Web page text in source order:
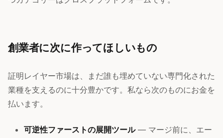
創業者に次に作ってほしいもの
証明レイヤー市場は、まだ誰も埋めていない専門化された
業種を支えるのに十分豊かです。私なら次のものにお金を
払います。
可逆性ファーストの展開ツール— マージ前に、エー